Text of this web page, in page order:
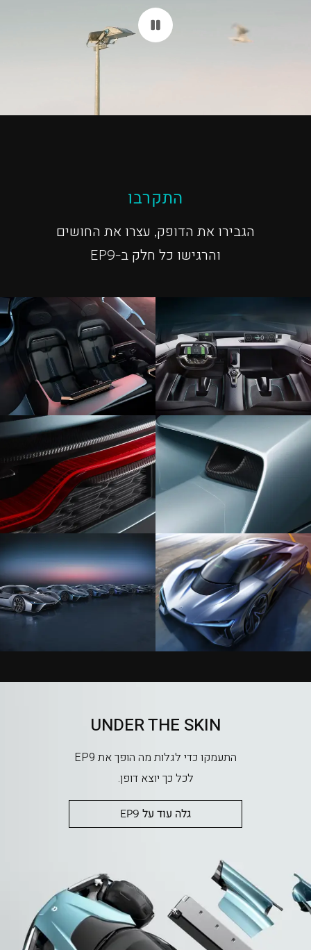
התקרבו
הגבירו את הדופק, עצרו את החושים
והרגישו כל חלק ב-EP9
UNDER THE SKIN
התעמקו כדי לגלות מה הופך את EP9
לכל כך יוצא דופן.
גלה עוד על EP9